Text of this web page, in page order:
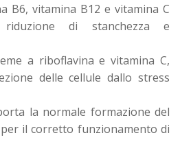
B6, vitamina B12 e vitamina C
riduzione di stanchezza e
a riboflavina e vitamina C,
delle cellule dallo stress
la normale formazione del
il corretto funzionamento di